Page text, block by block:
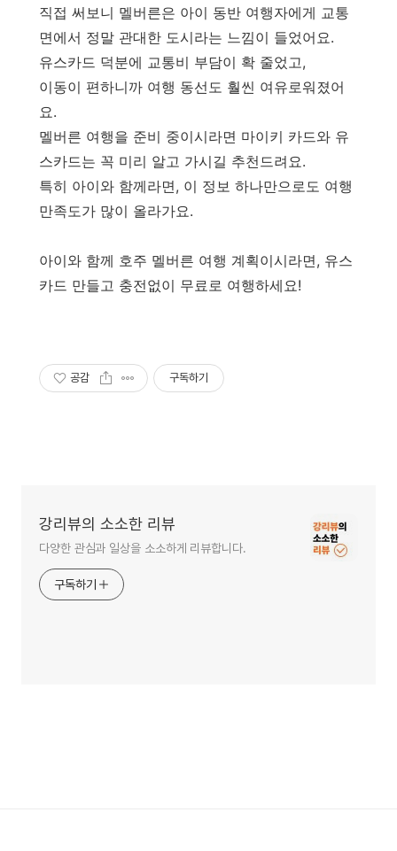
직접 써보니 멜버른은 아이 동반 여행자에게 교통
면에서 정말 관대한 도시라는 느낌이 들었어요.
유스카드 덕분에 교통비 부담이 확 줄었고,
이동이 편하니까 여행 동선도 훨씬 여유로워졌어
요.
멜버른 여행을 준비 중이시라면 마이키 카드와 유
스카드는 꼭 미리 알고 가시길 추천드려요.
특히 아이와 함께라면, 이 정보 하나만으로도 여행
만족도가 많이 올라가요.
아이와 함께 호주 멜버른 여행 계획이시라면, 유스
카드 만들고 충전없이 무료로 여행하세요!
공감 구독하기
강리뷰의 소소한 리뷰
다양한 관심과 일상을 소소하게 리뷰합니다.
구독하기